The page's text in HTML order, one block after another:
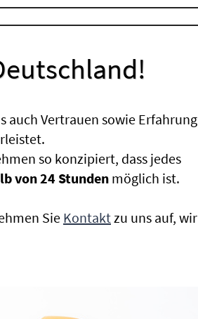
auch Vertrauen sowie Erfahrung
so konzipiert, dass jedes
von 24 Stunden möglich ist.
Sie Kontaktzu uns auf, wir